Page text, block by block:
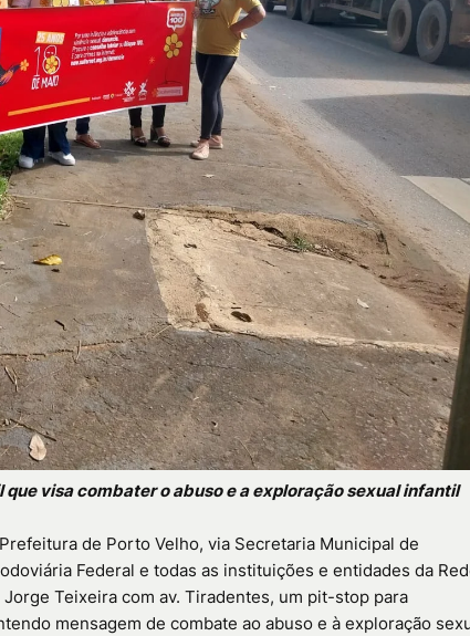
visa combater o abuso e a exploração sexual infantil
de Porto Velho, via Secretaria Municipal de
Federal e todas as instituições e entidades da
Teixeira com av. Tiradentes, um pit-stop para
mensagem de combate ao abuso e à exploração